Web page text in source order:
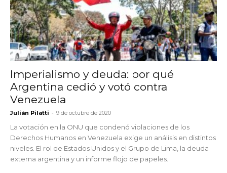
Imperialismo y deuda: por qué
Argentina cedió y votó contra
Venezuela
Julián Pilatti - 9 de octubre de 2020
La votación en la ONU que condenó violaciones de los
Derechos Humanos en Venezuela exige un análisis en distintos
niveles. El rol de Estados Unidos y el Grupo de Lima, la deuda
externa argentina y un informe flojo de papeles.